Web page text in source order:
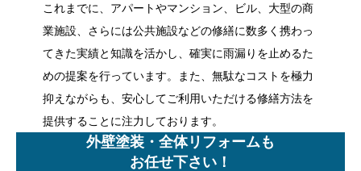
これまでに、アパートやマンション、ビル、大型の商
業施設、さらには公共施設などの修繕に数多く携わっ
てきた実績と知識を活かし、確実に雨漏りを止めるた
めの提案を行っています。また、無駄なコストを極力
抑えながらも、安心してご利用いただける修繕方法を
提供することに注力しております。
外壁塗装・全体リフォームも
お任せ下さい！